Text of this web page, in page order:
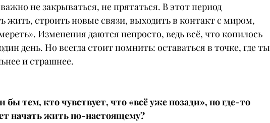
не закрываться, не прятаться. В этот период
жить, строить новые связи, выходить в контакт с миром,
Изменения даются непросто, ведь всё, что копилось
день. Но всегда стоит помнить: оставаться в точке, где ты
и страшнее.
бы тем, кто чувствует, что «всё уже позади», но где-то
начать жить по-настоящему?